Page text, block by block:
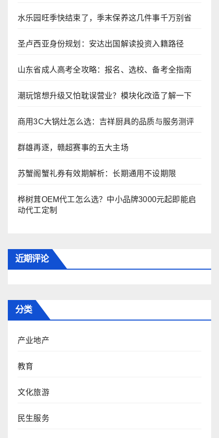
水乐园旺季快结束了，季末保养这几件事千万别省
圣卢西亚身份规划：安达出国解读投资入籍路径
山东省成人高考全攻略：报名、选校、备考全指南
潮玩馆想升级又怕耽误营业？模块化改造了解一下
商用3C大锅灶怎么选：吉祥厨具的品质与服务测评
群雄再逐，赣超赛事的五大主场
苏蟹阁蟹礼券有效期解析：长期通用不设期限
桦树茸OEM代工怎么选？中小品牌3000元起即能启
动代工定制
近期评论
分类
产业地产
教育
文化旅游
民生服务